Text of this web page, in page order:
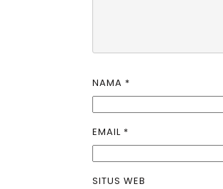
NAMA *
EMAIL *
SITUS WEB